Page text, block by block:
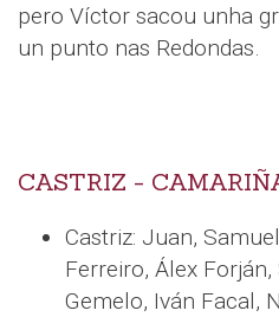
pero Víctor sacou unha
un punto nas Redondas.
CASTRIZ -
Castriz: Juan,
Ferreiro, Álex
Gemelo, Iván Facal,